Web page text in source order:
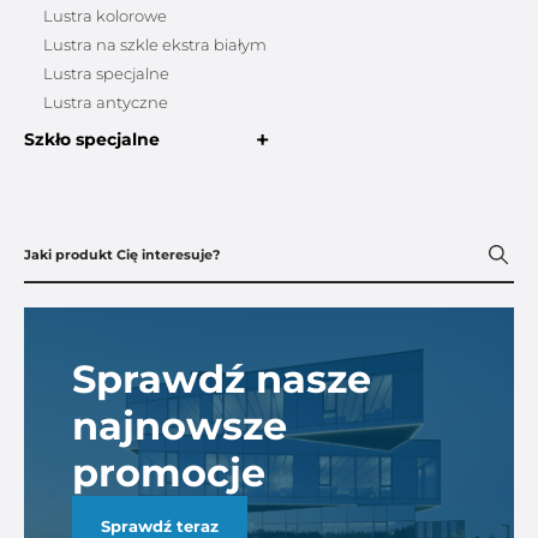
Lustra kolorowe
Lustra na szkle ekstra białym
Lustra specjalne
Lustra antyczne
Szkło specjalne +
Sprawdź nasze
najnowsze
promocje
Sprawdź teraz